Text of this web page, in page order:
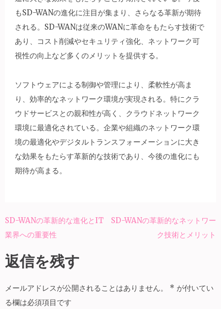
もSD-WANの進化に注目が集まり、さらなる革新が期待
される。SD-WANは従来のWANに革命をもたらす技術で
あり、コスト削減やセキュリティ強化、ネットワーク可
視性の向上など多くのメリットを提供する。
ソフトウェアによる制御や管理により、柔軟性が高ま
り、効率的なネットワーク環境が実現される。特にクラ
ウドサービスとの親和性が高く、クラウドネットワーク
環境に最適化されている。企業や組織のネットワーク環
境の最適化やデジタルトランスフォーメーションに大き
な効果をもたらす革新的な技術であり、今後の進化にも
期待が高まる。
投
ナ
ビ
ゲ
ー
SD-WANの革新的な進化とIT
業界への重要性
SD-WANの革新的なネットワー
ク技術とメリット
返信を残す
メールアドレスが公開されることはありません。 * が付いてい
る欄は必須項目です